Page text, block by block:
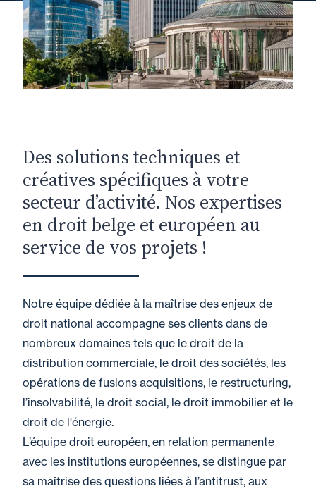
Des solutions techniques et
créatives spécifiques à votre
secteur d’activité. Nos expertises
en droit belge et européen au
service de vos projets !
Notre équipe dédiée à la maîtrise des enjeux de
droit national accompagne ses clients dans de
nombreux domaines tels que le droit de la
distribution commerciale, le droit des sociétés, les
opérations de fusions acquisitions, le restructuring,
l’insolvabilité, le droit social, le droit immobilier et le
droit de l'énergie.
L’équipe droit européen, en relation permanente
avec les institutions européennes, se distingue par
sa maîtrise des questions liées à l’antitrust, aux